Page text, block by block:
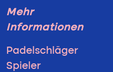
Mehr
Informationen
Padelschläger
Spieler